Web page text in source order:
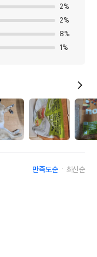
2%
2%
8%
1 %
만족도순 최신순